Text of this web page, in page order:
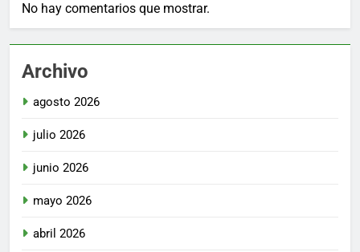
No hay comentarios que mostrar.
Archivo
agosto 2026
julio 2026
junio 2026
mayo 2026
abril 2026